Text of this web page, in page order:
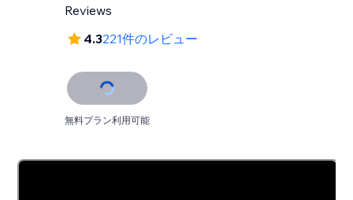
Reviews
4.3221件のレビュー
無料プラン利用可能